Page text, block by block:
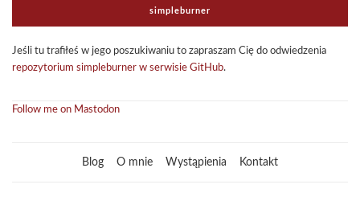
sim­ple­bur­ner
Jeśli tu tra­fi­łeś w jego poszu­ki­wa­niu to zapra­szam Cię do odwie­dze­nia
repo­zy­to­rium sim­ple­bur­ner w ser­wi­sie GitHub.
Follow me on Mastodon
Blog O mnie Wystąpienia Kontakt